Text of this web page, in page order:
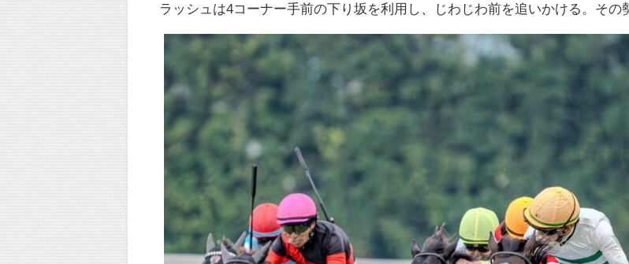
ラッシュは4コーナー手前の下り坂を利用し、じわじわ前を追いかける。その